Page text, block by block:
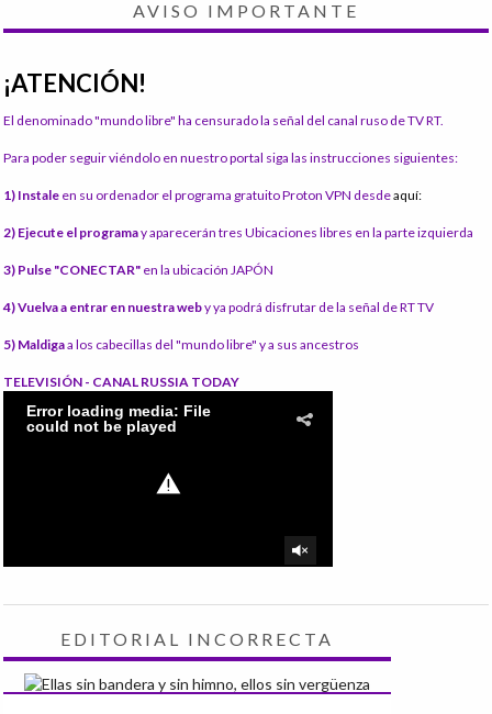
AVISO IMPORTANTE
¡ATENCIÓN!
El denominado "mundo libre" ha censurado la señal del canal ruso de TV RT.
Para poder seguir viéndolo en nuestro portal siga las instrucciones siguientes:
1) Instale en su ordenador el programa gratuito Proton VPN desdeaquí:
2) Ejecute el programay aparecerán tres Ubicaciones libres en la parte izquierda
3) Pulse "CONECTAR" en la ubicación JAPÓN
4) Vuelva a entrar en nuestra weby ya podrá disfrutar de la señal de RT TV
5) Maldigaa los cabecillas del "mundo libre" y a sus ancestros
TELEVISIÓN - CANAL RUSSIA TODAY
EDITORIAL INCORRECTA